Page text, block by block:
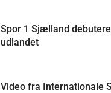
Spor 1 Sjælland
udlandet
Video fra Internationale